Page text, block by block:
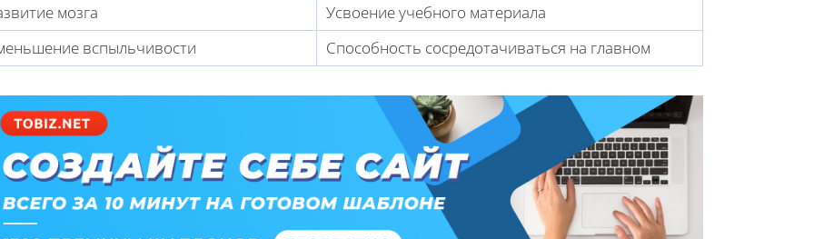
мозга
Усвоение учебного материала
вспыльчивости
Способность сосредотачиваться на главном